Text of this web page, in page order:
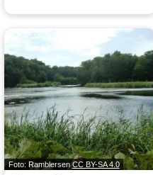
Foto: RamblersenCC BY-SA 4.0